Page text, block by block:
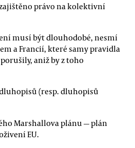
právo na kolektivní
musí být dlouhodobé, nesmí
a Francií, které samy pravidla
aniž by z toho
(resp. dluhopisů
Marshallova plánu — plán
EU.